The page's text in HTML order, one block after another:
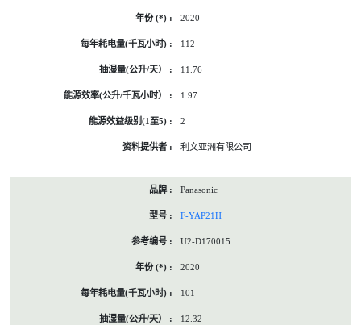
2020
112
11.76
1.97
2
利文亚洲有限公司
Panasonic
F-YAP21H
U2-D170015
2020
101
12.32